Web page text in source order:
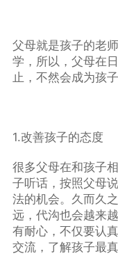
父母就是孩子的老
学，所以，父母在
止，不然会成为孩
1.改善孩子的态度
很多父母在和孩子
子听话，按照父母
法的机会。久而久
远，代沟也会越来
有耐心，不仅要认
交流，了解孩子最真